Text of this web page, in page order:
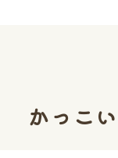
かっこ